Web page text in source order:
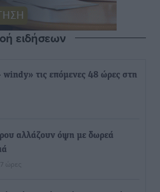
ειδήσεων
τις επόμενες 48 ώρες στη
αλλάζουν όψη με δωρεά
ώρες